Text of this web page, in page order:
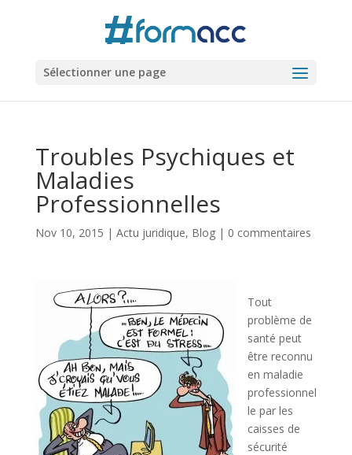
Sélectionner une page
Troubles Psychiques et
Maladies
Professionnelles
Nov 10, 2015 | Actu juridique, Blog| 0 commentaires
Tout
problème de
santé peut
être reconnu
en maladie
professionnel
le par les
caisses de
sécurité